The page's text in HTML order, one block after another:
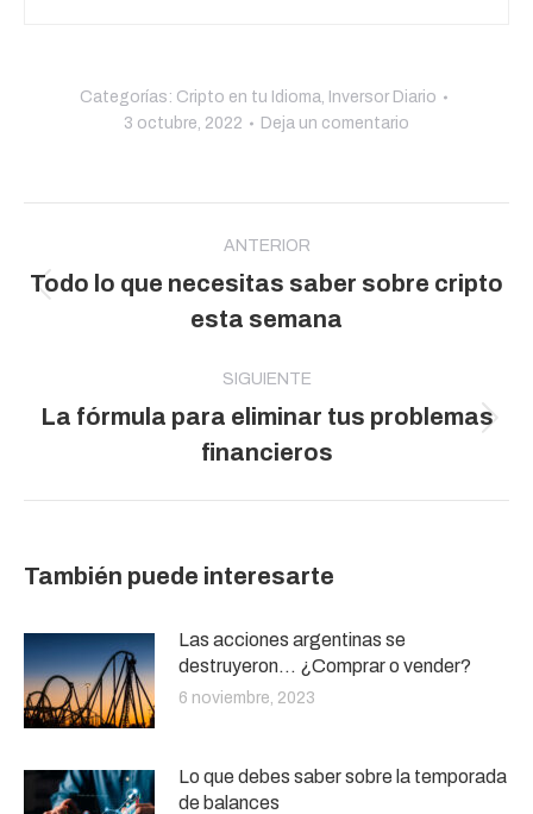
Categorías: Cripto en tu Idioma
Inversor Diario
3 octubre, 2022
Deja un comentario
publicaciones
ANTERIOR
Publicación
anterior:
Todo lo que necesitas saber sobre cripto
esta semana
SIGUIENTE
Publicación
siguiente:
La fórmula para eliminar tus problemas
financieros
También puede interesarte
Las acciones argentinas se
destruyeron… ¿Comprar o vender?
6 noviembre, 2023
Lo que debes saber sobre la temporada
de balances